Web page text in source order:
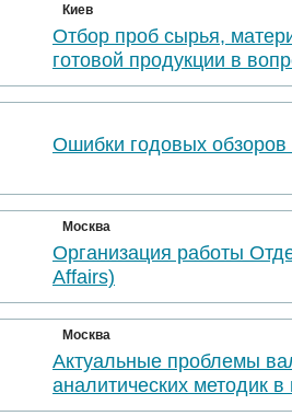
Киев
Отбор проб сырья,
готовой продукции в
Ошибки годовых обзоров
Москва
Организация работы
Affairs)
Москва
Актуальные проблемы
аналитических методик в